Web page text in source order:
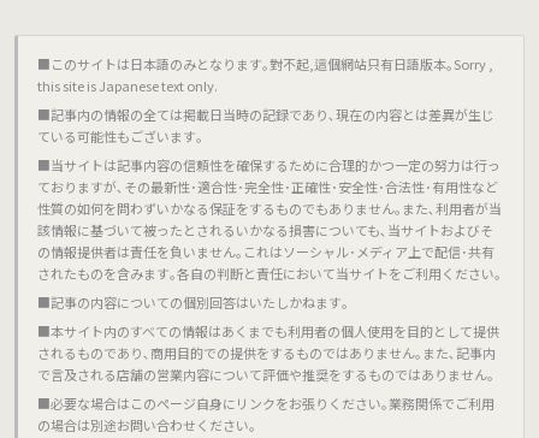
■このサイトは日本語のみとなります｡對不起,這個網站只有日語版本｡Sorry ,
this site is Japanese text only.
■記事内の情報の全ては掲載日当時の記録であり､現在の内容とは差異が生じ
ている可能性もございます｡
■当サイトは記事内容の信頼性を確保するために合理的かつ一定の努力は行っ
ておりますが､その最新性･適合性･完全性･正確性･安全性･合法性･有用性など
性質の如何を問わずいかなる保証をするものでもありません｡また､利用者が当
該情報に基づいて被ったとされるいかなる損害についても､当サイトおよびそ
の情報提供者は責任を負いません｡これはソーシャル･メディア上で配信･共有
されたものを含みます｡各自の判断と責任において当サイトをご利用ください｡
■記事の内容についての個別回答はいたしかねます｡
■本サイト内のすべての情報はあくまでも利用者の個人使用を目的として提供
されるものであり､商用目的での提供をするものではありません｡また､記事内
で言及される店舗の営業内容について評価や推奨をするものではありません｡
■必要な場合はこのページ自身にリンクをお張りください｡業務関係でご利用
の場合は別途お問い合わせください｡